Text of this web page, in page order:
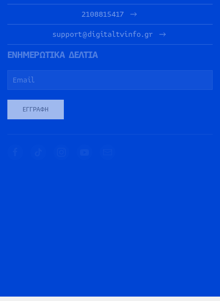
2108815417
support@digitaltvinfo.gr
ΕΝΗΜΕΡΩΤΙΚΑ ΔΕΛΤΙΑ
ΕΓΓΡΑΦΉ